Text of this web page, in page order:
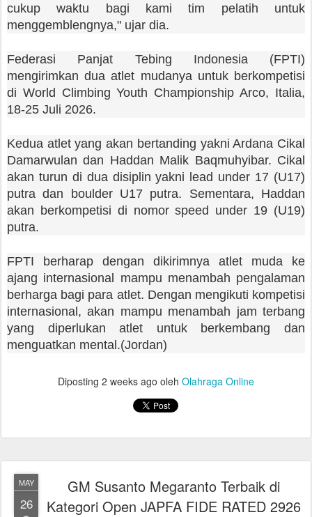
cukup waktu bagi kami tim pelatih untuk
menggemblengnya," ujar dia.
Federasi Panjat Tebing Indonesia (FPTI)
mengirimkan dua atlet mudanya untuk berkompetisi
di World Climbing Youth Championship Arco, Italia,
18-25 Juli 2026.
Kedua atlet yang akan bertanding yakni Ardana Cikal
Damarwulan dan Haddan Malik Baqmuhyibar. Cikal
akan turun di dua disiplin yakni lead under 17 (U17)
putra dan boulder U17 putra. Sementara, Haddan
akan berkompetisi di nomor speed under 19 (U19)
putra.
FPTI berharap dengan dikirimnya atlet muda ke
ajang internasional mampu menambah pengalaman
berharga bagi para atlet. Dengan mengikuti kompetisi
internasional, akan mampu menambah jam terbang
yang diperlukan atlet untuk berkembang dan
menguatkan mental.(Jordan)
Diposting 2 weeks ago oleh Olahraga Online
MAY
26
GM Susanto Megaranto Terbaik di
Kategori Open JAPFA FIDE RATED 2926